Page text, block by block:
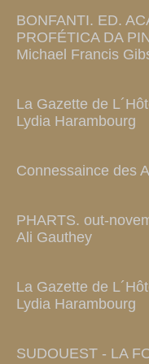
BONFANTI. ED.
PROFÉTICA DA
Michael Francis
La Gazette de
Lydia Harambourg
Connessaince des
PHARTS. out-
Ali Gauthey
La Gazette de
Lydia Harambourg
SUDOUEST - LA